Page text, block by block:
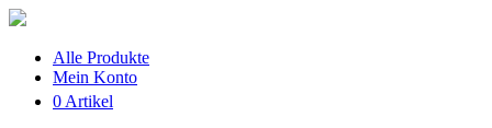
Alle Produkte
Mein Konto
0 Artikel